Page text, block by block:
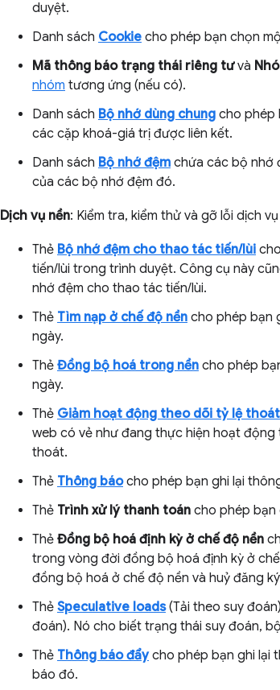
duyệt.
Danh sách Cookie cho phép bạn chọn
Mã thông báo trạng thái riêng tưvà
nhóm tương ứng (nếu có).
Danh sách Bộ nhớ dùng chung cho phép
các cặp khoá-giá trị được liên kết.
Danh sách Bộ nhớ đệm chứa các bộ nhớ
của các bộ nhớ đệm đó.
Dịch vụ nền: Kiểm tra, kiểm thử và gỡ lỗi dịch
Thẻ Bộ nhớ đệm cho thao tác tiến/lùi
tiến/lùi trong trình duyệt. Công cụ này
nhớ đệm cho thao tác tiến/lùi.
Thẻ Tìm nạp ở chế độ nền cho phép bạn
ngày.
Thẻ Đồng bộ hoá trong nền cho phép
ngày.
Thẻ Giảm hoạt động theo dõi tỷ lệ thoát
web có vẻ như đang thực hiện hoạt
thoát.
Thẻ Thông báocho phép bạn ghi lại
Thẻ Trình xử lý thanh toán cho phép bạn
Thẻ Đồng bộ hoá định kỳ ở chế độ nền
trong vòng đời đồng bộ hoá định kỳ ở
đồng bộ hoá ở chế độ nền và huỷ đăng
Thẻ Speculative loads(Tải theo suy
đoán). Nó cho biết trạng thái suy đoán,
Thẻ Thông báo đẩycho phép bạn ghi lại
báo đó.